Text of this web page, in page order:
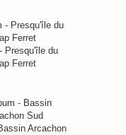
Presqu'île du
Ferret
Arcachon